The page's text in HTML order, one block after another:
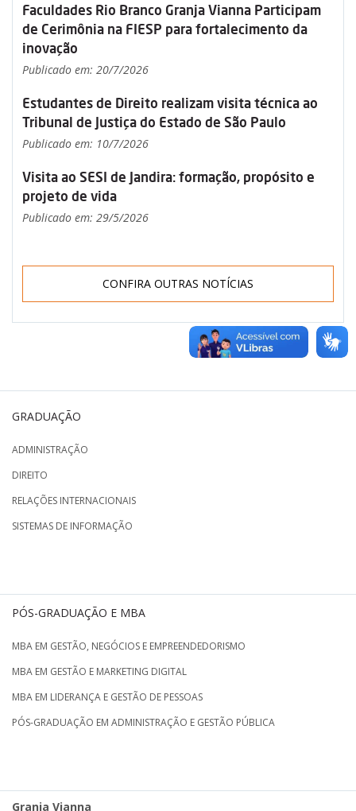
Faculdades Rio Branco Granja Vianna Participam
de Cerimônia na FIESP para fortalecimento da
inovação
Publicado em: 20/7/2026
Estudantes de Direito realizam visita técnica ao
Tribunal de Justiça do Estado de São Paulo
Publicado em: 10/7/2026
Visita ao SESI de Jandira: formação, propósito e
projeto de vida
Publicado em: 29/5/2026
CONFIRA OUTRAS NOTÍCIAS
GRADUAÇÃO
ADMINISTRAÇÃO
DIREITO
RELAÇÕES INTERNACIONAIS
SISTEMAS DE INFORMAÇÃO
PÓS-GRADUAÇÃO E MBA
MBA EM GESTÃO, NEGÓCIOS E EMPREENDEDORISMO
MBA EM GESTÃO E MARKETING DIGITAL
MBA EM LIDERANÇA E GESTÃO DE PESSOAS
PÓS-GRADUAÇÃO EM ADMINISTRAÇÃO E GESTÃO PÚBLICA
Granja Vianna